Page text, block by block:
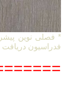
* فصلی نوین
فدراسیون دریافت میدارد .... ۹ شهریور ۱۴۰۰ -